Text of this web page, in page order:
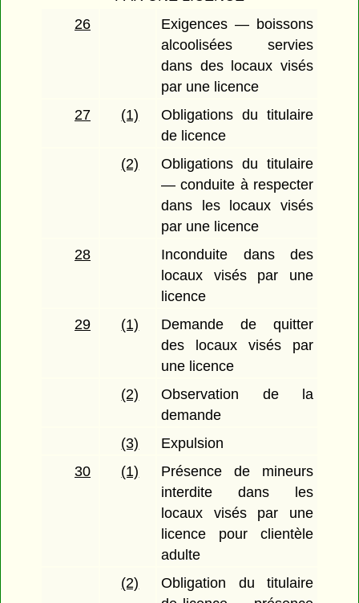
26
Exigences — boissons
alcoolisées servies
dans des locaux visés
par une licence
27
(1)
Obligations du titulaire
de licence
(2)
Obligations du titulaire
— conduite à respecter
dans les locaux visés
par une licence
28
Inconduite dans des
locaux visés par une
licence
29
(1)
Demande de quitter
des locaux visés par
une licence
(2)
Observation de la
demande
(3)
Expulsion
30
(1)
Présence de mineurs
interdite dans les
locaux visés par une
licence pour clientèle
adulte
(2)
Obligation du titulaire